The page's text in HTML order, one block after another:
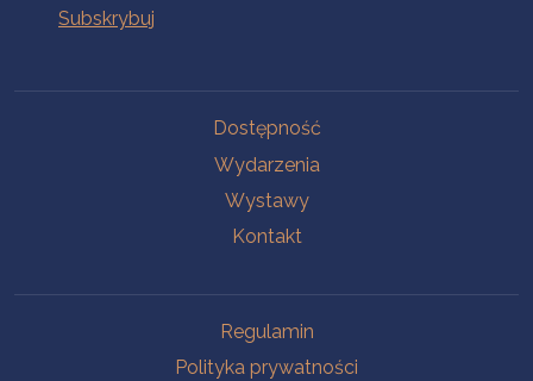
Dostępność
Wydarzenia
Wystawy
Kontakt
Regulamin
Polityka prywatności